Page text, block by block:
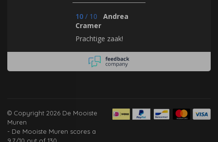
10 / 10
Andrea
Cramer
Prachtige zaak!
© Copyright 2026 De Mooiste
Muren
- De Mooiste Muren scores a